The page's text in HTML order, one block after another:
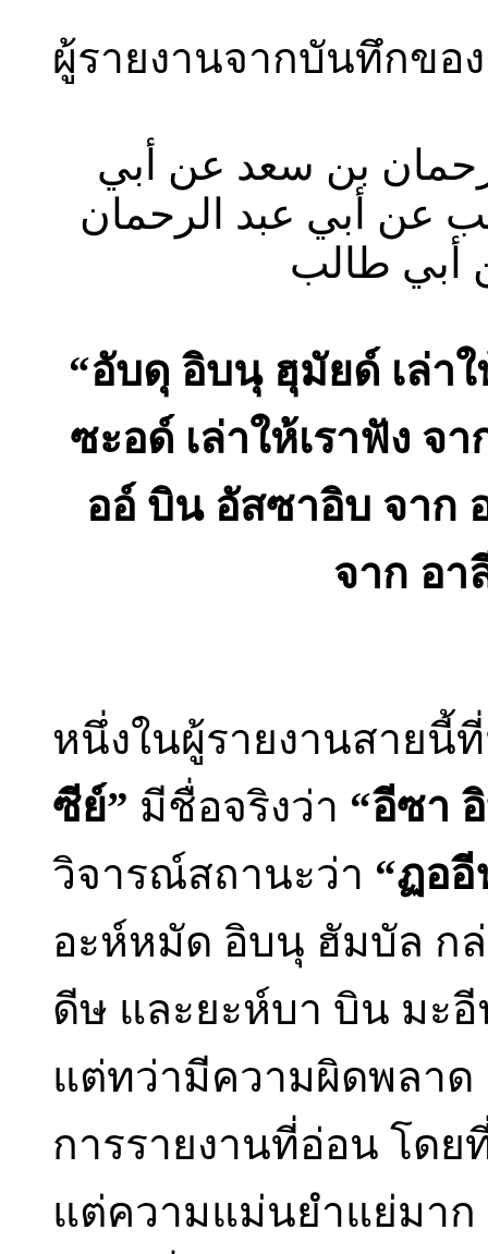
ผู้รายงานจากบันทึกขอ
بن سعد عن أبي
عن أبي عبد الرحمان
أبي طالب
“อับดุ อิบนุ ฮุมัยด์ เล่า
ซะอด์ เล่าให้เราฟัง จ
ออ์ บิน อัสซาอิบ จาก
จาก อา
หนึ่งในผู้รายงานสายนี้
ซีย์” มีชื่อจริงว่า “อีซา
วิจารณ์สถานะว่า “ฏอ
อะห์หมัด อิบนุ ฮัมบัล ก
ดีษ และยะห์บา บิน มะ
แต่ทว่ามีความผิดพลาด
การรายงานที่อ่อน โดย
แต่ความแม่นยำแย่มาก